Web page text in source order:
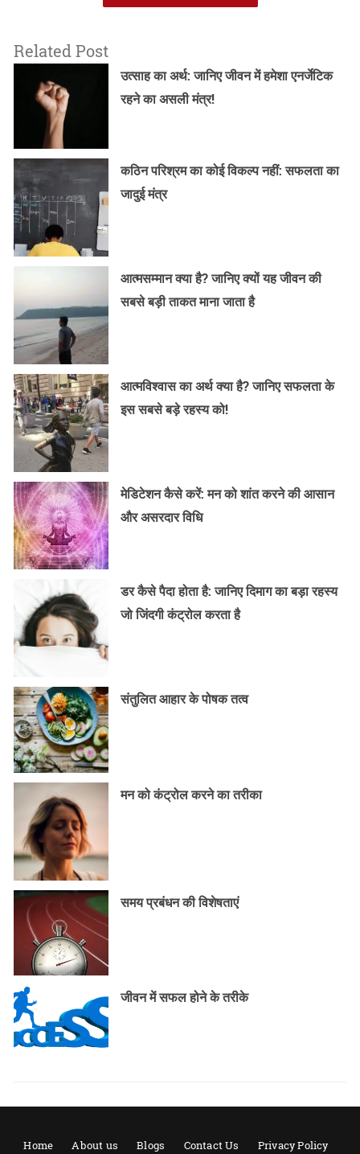
Related Post
उत्साह का अर्थ: जानिए जीवन में हमेशा एनर्जेटिक
रहने का असली मंत्र!
कठिन परिश्रम का कोई विकल्प नहीं: सफलता का
जादुई मंत्र
आत्मसम्मान क्या है? जानिए क्यों यह जीवन की
सबसे बड़ी ताकत माना जाता है
आत्मविश्वास का अर्थ क्या है? जानिए सफलता के
इस सबसे बड़े रहस्य को!
मेडिटेशन कैसे करें: मन को शांत करने की आसान
और असरदार विधि
डर कैसे पैदा होता है: जानिए दिमाग का बड़ा रहस्य
जो जिंदगी कंट्रोल करता है
संतुलित आहार के पोषक तत्व
मन को कंट्रोल करने का तरीका
समय प्रबंधन की विशेषताएं
जीवन में सफल होने के तरीके
Home About us Blogs Contact Us Privacy Policy